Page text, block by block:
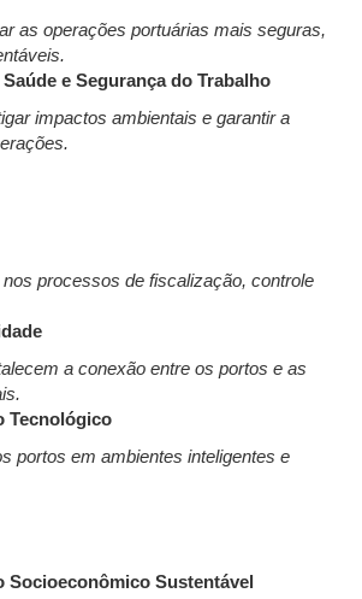
as operações portuárias mais seguras,
e Segurança do Trabalho
impactos ambientais e garantir a
processos de fiscalização, controle
a conexão entre os portos e as
Tecnológico
portos em ambientes inteligentes e
Socioeconômico Sustentável